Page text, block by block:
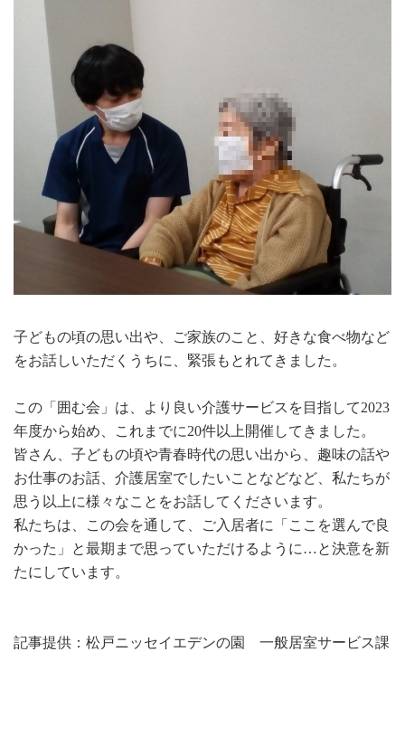
子どもの頃の思い出や、ご家族のこと、好きな食べ物など
をお話しいただくうちに、緊張もとれてきました。
この「囲む会」は、より良い介護サービスを目指して2023
年度から始め、これまでに20件以上開催してきました。
皆さん、子どもの頃や青春時代の思い出から、趣味の話や
お仕事のお話、介護居室でしたいことなどなど、私たちが
思う以上に様々なことをお話してくださいます。
私たちは、この会を通して、ご入居者に「ここを選んで良
かった」と最期まで思っていただけるように…と決意を新
たにしています。
記事提供：松戸ニッセイエデンの園 一般居室サービス課